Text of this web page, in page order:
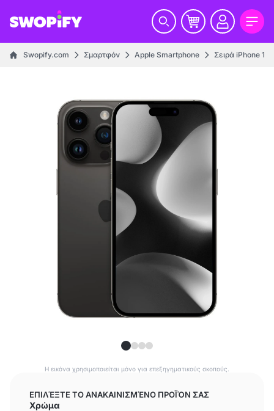
Swopify.com Σμαρτφόν Apple Smartphone Σειρά iPhone 14
Η εικόνα χρησιμοποιείται μόνο για επεξηγηματικούς σκοπούς.
ΕΠΙΛΈΞΤΕ ΤΟ ΑΝΑΚΑΙΝΙΣΜΈΝΟ ΠΡΟΪΌΝ ΣΑΣ
Χρώμα